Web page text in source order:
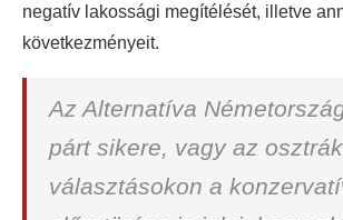
negatív lakossági megítélését, illetve
következményeit.
Az Alternatíva
párt sikere, vagy az osztrák
választásokon a